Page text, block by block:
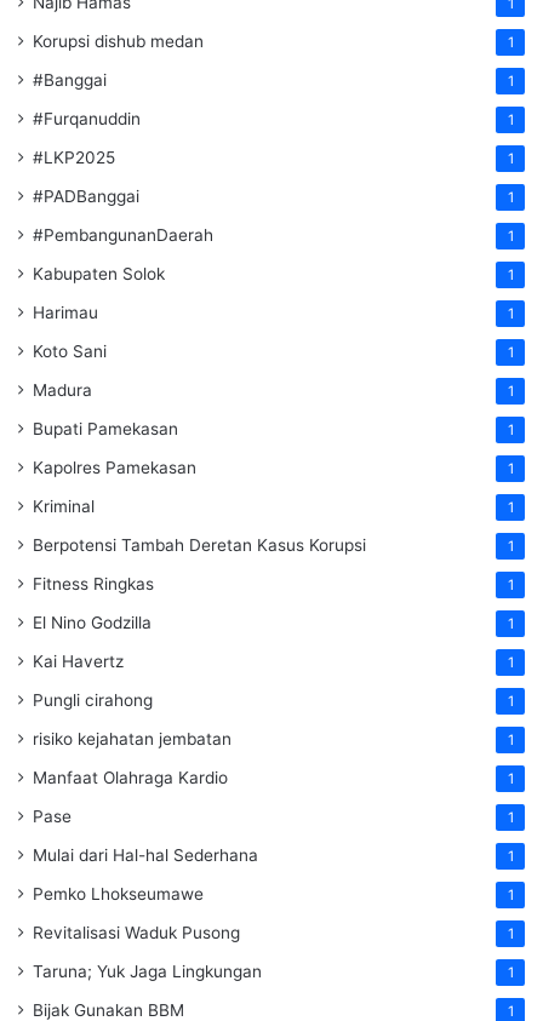
1
Korupsi dishub medan 1
#Banggai 1
#Furqanuddin 1
#LKP2025 1
#PADBanggai 1
#PembangunanDaerah 1
Kabupaten Solok 1
Harimau 1
Koto Sani 1
Madura 1
Bupati Pamekasan 1
Kapolres Pamekasan 1
Kriminal 1
Berpotensi Tambah Deretan Kasus Korupsi 1
Fitness Ringkas 1
El Nino Godzilla 1
Kai Havertz 1
Pungli cirahong 1
risiko kejahatan jembatan 1
Manfaat Olahraga Kardio 1
Pase 1
Mulai dari Hal-hal Sederhana 1
Pemko Lhokseumawe 1
Revitalisasi Waduk Pusong 1
Taruna; Yuk Jaga Lingkungan 1
Bijak Gunakan BBM 1